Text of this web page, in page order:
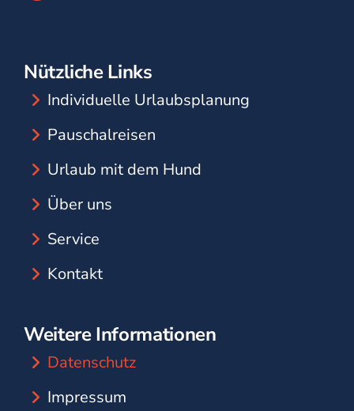
Nützliche Links
Individuelle Urlaubsplanung
Pauschalreisen
Urlaub mit dem Hund
Über uns
Service
Kontakt
Weitere Informationen
Datenschutz
Impressum